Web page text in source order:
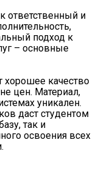
ответственный и
подход к
– основные
качество
цен. Материал,
уникален.
даст студентом
так и
освоения всех